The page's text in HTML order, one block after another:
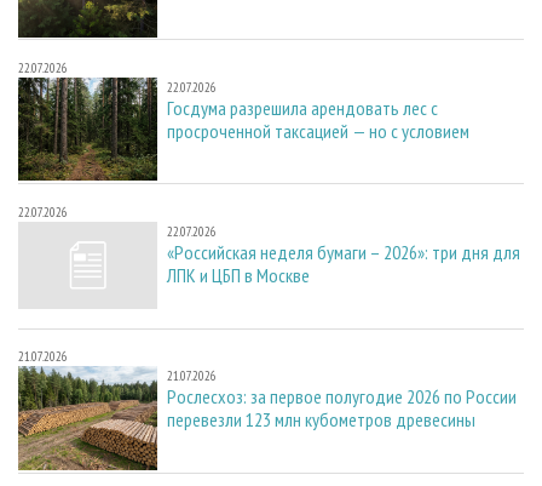
22.07.2026
22.07.2026
Госдума разрешила арендовать лес с
просроченной таксацией — но с условием
22.07.2026
22.07.2026
«Российская неделя бумаги – 2026»: три дня для
ЛПК и ЦБП в Москве
21.07.2026
21.07.2026
Рослесхоз: за первое полугодие 2026 по России
перевезли 123 млн кубометров древесины